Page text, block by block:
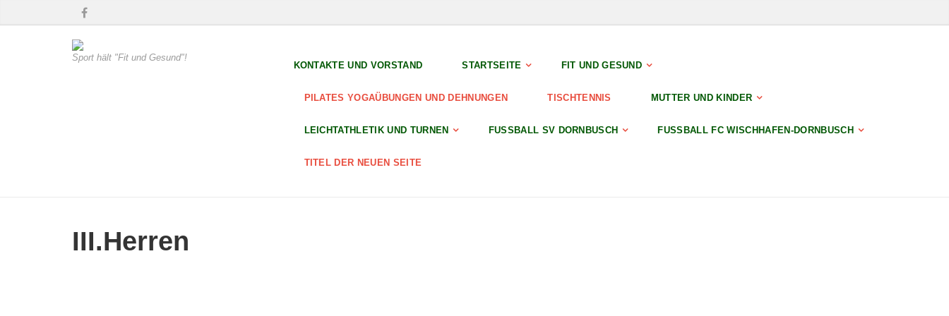
Sport hält "Fit und Gesund"!
KONTAKTE UND VORSTAND STARTSEITE FIT UND GESUND
PILATES YOGAÜBUNGEN UND DEHNUNGEN TISCHTENNIS MUTTER UND KINDER
LEICHTATHLETIK UND TURNEN FUSSBALL SV DORNBUSCH FUSSBALL FC WISCHHAFEN-DORNBUSCH
TITEL DER NEUEN SEITE
III.Herren